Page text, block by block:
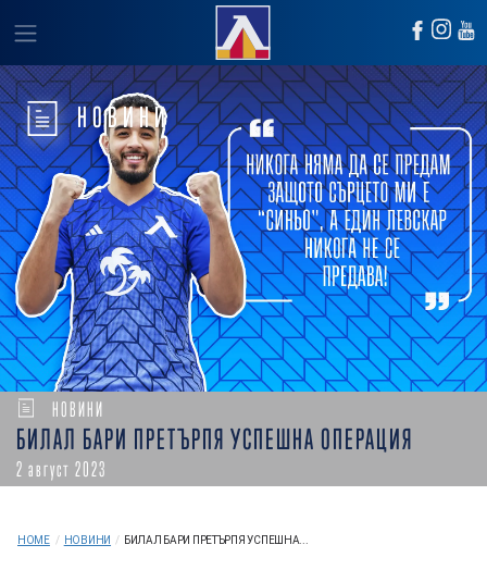
НОВИНИ
НОВИНИ
БИЛАЛ БАРИ ПРЕТЪРПЯ УСПЕШНА ОПЕРАЦИЯ
2 август 2023
HOME / НОВИНИ / БИЛАЛ БАРИ ПРЕТЪРПЯ УСПЕШНА...